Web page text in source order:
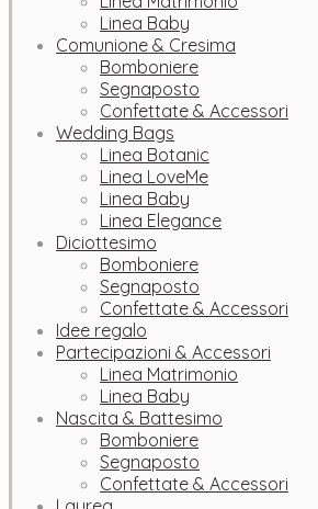
Linea Baby
Comunione & Cresima
Bomboniere
Segnaposto
Confettate & Accessori
Wedding Bags
Linea Botanic
Linea LoveMe
Linea Baby
Linea Elegance
Diciottesimo
Bomboniere
Segnaposto
Confettate & Accessori
Idee regalo
Partecipazioni & Accessori
Linea Matrimonio
Linea Baby
Nascita & Battesimo
Bomboniere
Segnaposto
Confettate & Accessori